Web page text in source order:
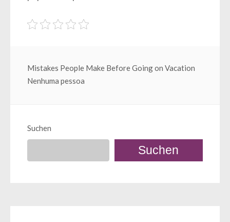
Beitragsnavigation
Mistakes People Make Before Going on Vacation
Nenhuma pessoa
Suchen
Suchen